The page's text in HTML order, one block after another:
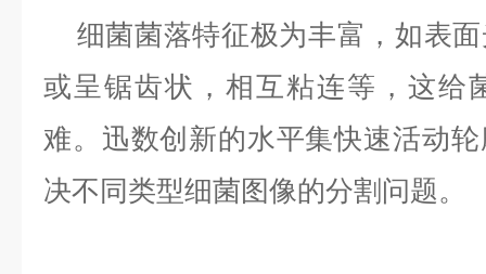
细菌菌落特征极为丰富，如表
或呈锯齿状，相互粘连等，这给
难。迅数创新的水平集快速活动
决不同类型细菌图像的分割问题。